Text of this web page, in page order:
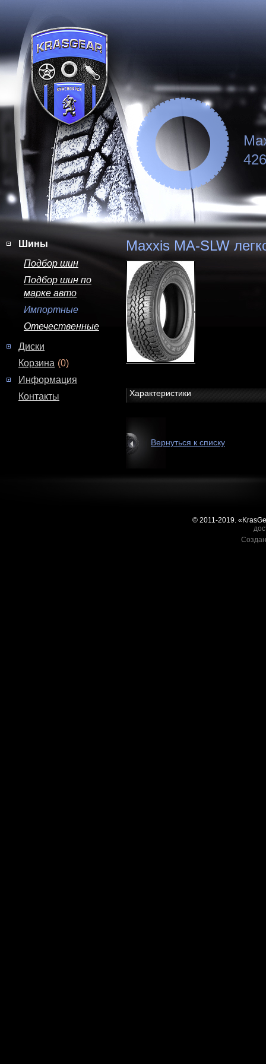
Шины
Подбор шин
Подбор шин по
марке авто
Импортные
Отечественные
Диски
Корзина (0)
Информация
Контакты
Maxxis MA-SLW
Характеристики
Вернуться к списку
© 2011-2019.